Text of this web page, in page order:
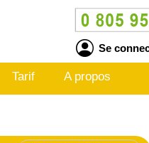
Se
Tarif A propos